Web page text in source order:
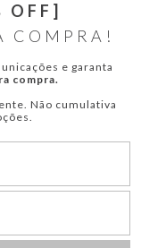
OFF]
COMPRA!
e garanta
compra.
Não cumulativa